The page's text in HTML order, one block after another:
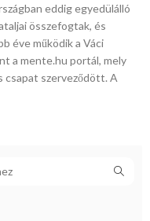
eddig egyedülálló
összefogtak, és
éve működik a Váci
a mente.hu portál, mely
csapat szerveződött. A